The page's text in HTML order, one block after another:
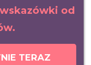
od
TERAZ